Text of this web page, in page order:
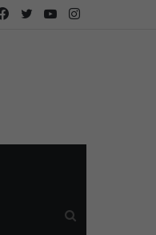
YouTube
Twitter
Facebook